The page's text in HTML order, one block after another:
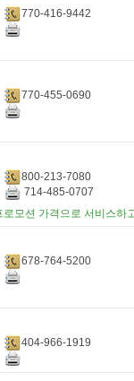
770-416-9442
770-455-0690
800-213-7080
714-485-0707
모션 가격으로 서비스하
678-764-5200
404-966-1919